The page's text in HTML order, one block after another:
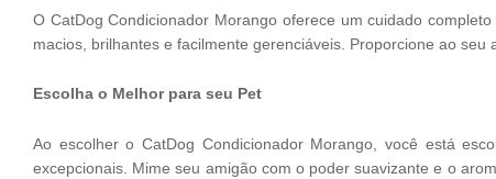
O CatDog Condicionador Morango oferece um cuidado
macios, brilhantes e facilmente gerenciáveis. Proporcione ao
Escolha o Melhor para seu Pet
Ao escolher o CatDog Condicionador Morango, você está
excepcionais. Mime seu amigão com o poder suavizante e o